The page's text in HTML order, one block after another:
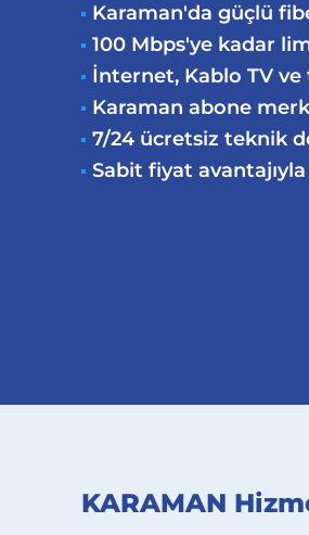
Karaman'da güçlü
100 Mbps'ye kadar
İnternet, Kablo TV
Karaman abone
7/24 ücretsiz teknik
Sabit fiyat
KARAMAN